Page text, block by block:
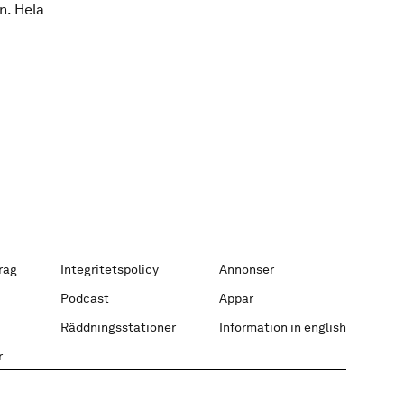
Hela
Integritetspolicy
Annonser
Podcast
Appar
Räddningsstationer
Information in english